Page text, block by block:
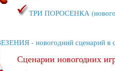
ТРИ ПОРОСЕНКА
- новогодний сценарий в
Сценарии новогодних